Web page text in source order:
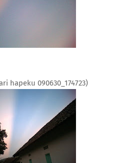
hapeku 090630_174723)